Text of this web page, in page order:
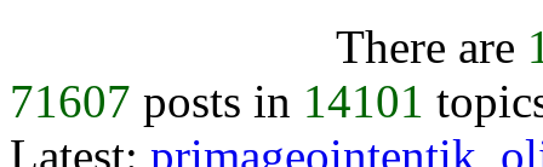
There are
71607 posts in 14101
Latest: primageointentik